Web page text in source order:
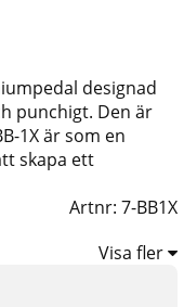
designad
punchigt. Den är
1X är som en
skapa ett
Artnr:7-BB1X
Visa fler